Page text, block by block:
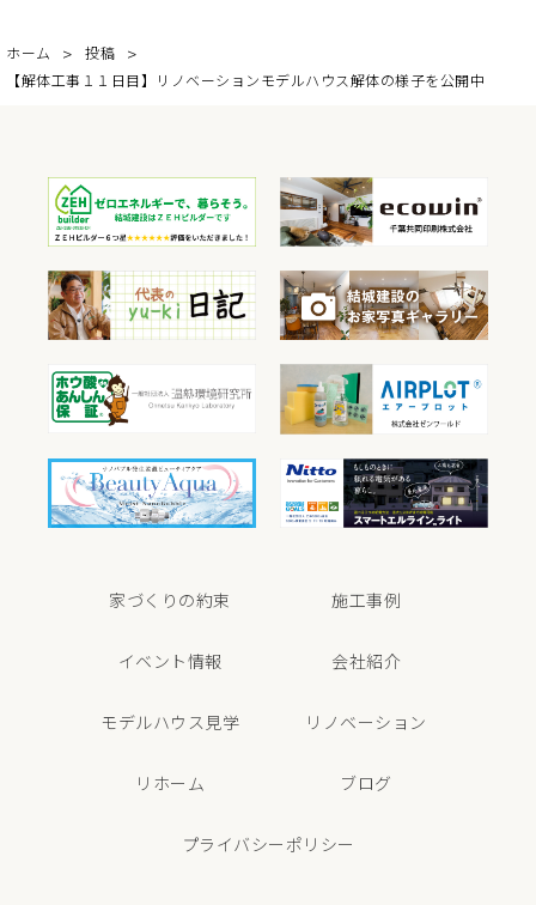
ホーム
投稿
【解体工事１１日目】リノベーションモデルハウス解体の様子を公開中
家づくりの約束 施工事例
イベント情報 会社紹介
モデルハウス見学 リノベーション
リホーム ブログ
プライバシーポリシー